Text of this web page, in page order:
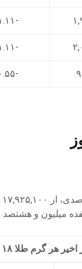
-۱.۱۱
-۱.۱۱
-۰.۵۵